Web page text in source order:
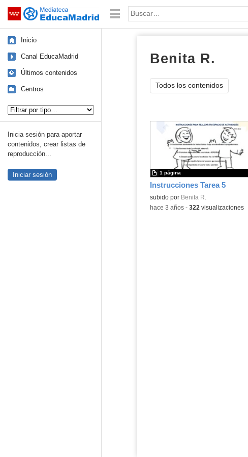
Saltar navegación Palabra o frase:
Inicio
Canal EducaMadrid
Últimos contenidos
Centros
Inicia sesión para aportar
contenidos, crear listas de
reproducción...
Iniciar sesión
Benita R.
Todos los contenidos
Instrucciones Tarea 5
Contenido educativo.
subido por Benita R.
1 página
-hace 3 años- 322 visualizaciones